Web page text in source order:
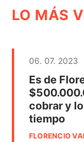
LO MÁS
06. 07. 2023
Es de
cobrar y
tiempo
FLORENCIO